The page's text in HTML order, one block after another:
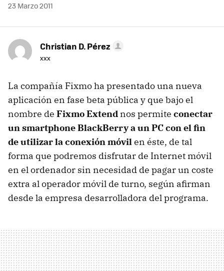
23 Marzo 2011
Christian D. Pérez
xxx
La compañía Fixmo ha presentado una nueva
aplicación en fase beta pública y que bajo el
nombre de Fixmo Extend nos permite conectar
un smartphone BlackBerry a un PC con el fin
de utilizar la conexión móvilen éste, de tal
forma que podremos disfrutar de Internet móvil
en el ordenador sin necesidad de pagar un coste
extra al operador móvil de turno, según afirman
desde la empresa desarrolladora del programa.